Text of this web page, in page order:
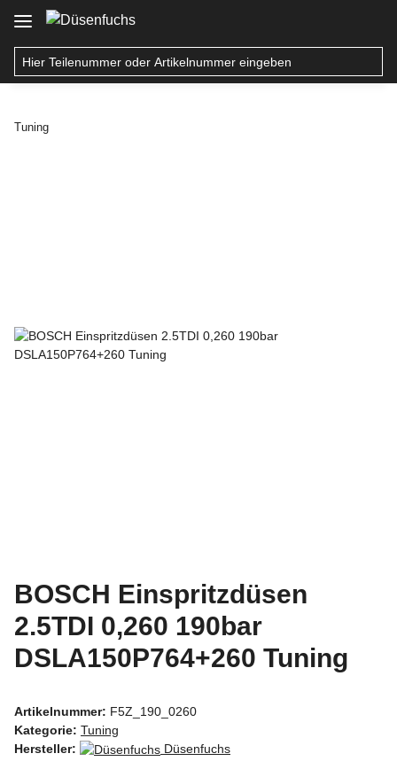
Tuning
BOSCH Einspritzdüsen
2.5TDI 0,260 190bar
DSLA150P764+260 Tuning
Artikelnummer: F5Z_190_0260
Kategorie: Tuning
Hersteller:
Düsenfuchs